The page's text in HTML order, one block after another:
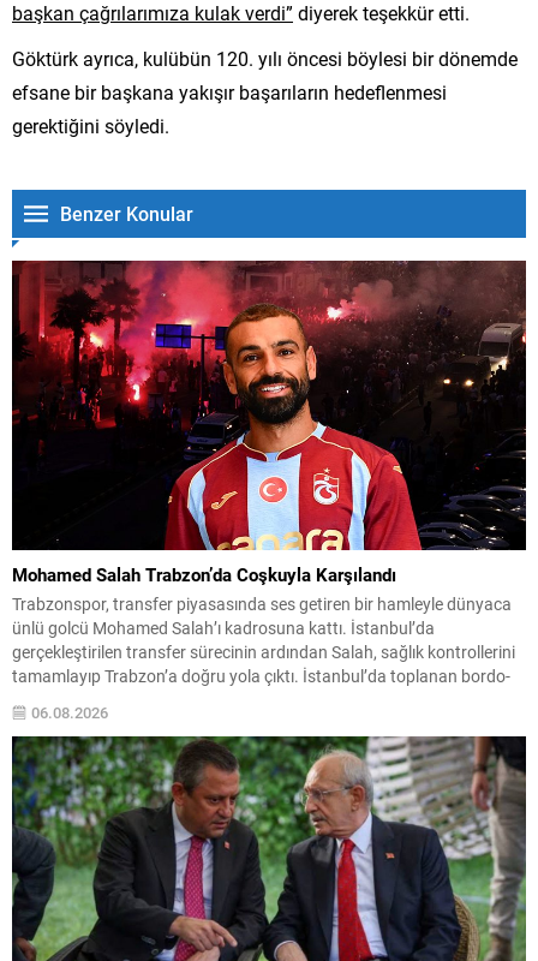
başkan çağrılarımıza kulak verdi” diyerek teşekkür etti.
Göktürk ayrıca, kulübün 120. yılı öncesi böylesi bir dönemde
efsane bir başkana yakışır başarıların hedeflenmesi
gerektiğini söyledi.
Benzer Konular
Mohamed Salah Trabzon’da Coşkuyla Karşılandı
Trabzonspor, transfer piyasasında ses getiren bir hamleyle dünyaca
ünlü golcü Mohamed Salah’ı kadrosuna kattı. İstanbul’da
gerçekleştirilen transfer sürecinin ardından Salah, sağlık kontrollerini
tamamlayıp Trabzon’a doğru yola çıktı. İstanbul’da toplanan bordo-
kulüp başkanı Ertuğrul Doğan ile birlikte Trabzon’a intikal etti.
Yolculuk ve karşılamada büyük...
06.08.2026